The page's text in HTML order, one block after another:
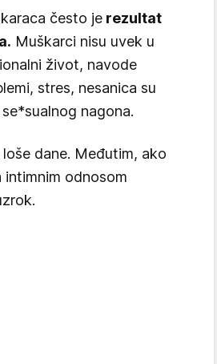
često je rezultat
Muškarci nisu uvek u
život, navode
stres, nesanica su
nagona.
dane. Međutim, ako
odnosom